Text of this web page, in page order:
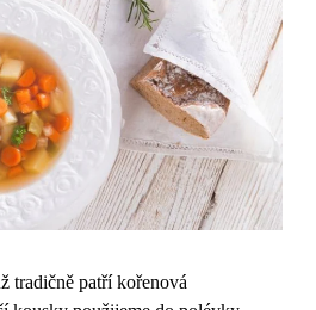
tradičně patří kořenová